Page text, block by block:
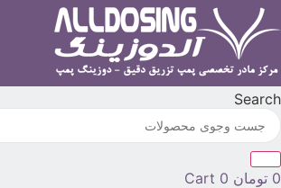
پرش
به
Search
0 تومان 0
Cart